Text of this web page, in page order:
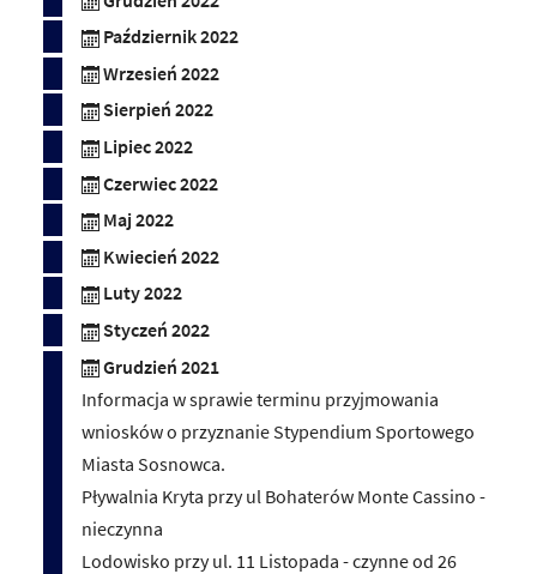
Październik 2022
Wrzesień 2022
Sierpień 2022
Lipiec 2022
Czerwiec 2022
Maj 2022
Kwiecień 2022
Luty 2022
Styczeń 2022
Grudzień 2021
Informacja w sprawie terminu przyjmowania
wniosków o przyznanie Stypendium Sportowego
Miasta Sosnowca.
Pływalnia Kryta przy ul Bohaterów Monte Cassino -
nieczynna
Lodowisko przy ul. 11 Listopada - czynne od 26